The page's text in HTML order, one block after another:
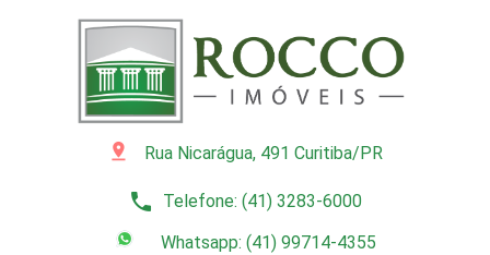
pin_drop Rua Nicarágua, 491 Curitiba/PR
phone Telefone: (41) 3283-6000
Whatsapp: (41) 99714-4355